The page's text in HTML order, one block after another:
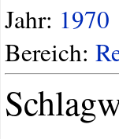
Jahr: 1970
Bereich: